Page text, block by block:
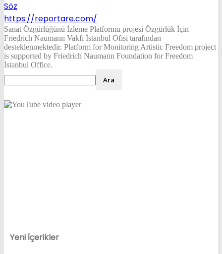
Söz
https://reportare.com/
Sanat Özgürlüğünü İzleme Platformu projesi Özgürlük İçin
Friedrich Naumann Vakfı İstanbul Ofisi tarafından
desteklenmektedir. Platform for Monitoring Artistic Freedom project
is supported by Friedrich Naumann Foundation for Freedom
İstanbul Office.
Yeni İçerikler